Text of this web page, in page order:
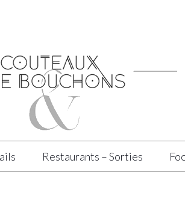
Restaurants – Sorties